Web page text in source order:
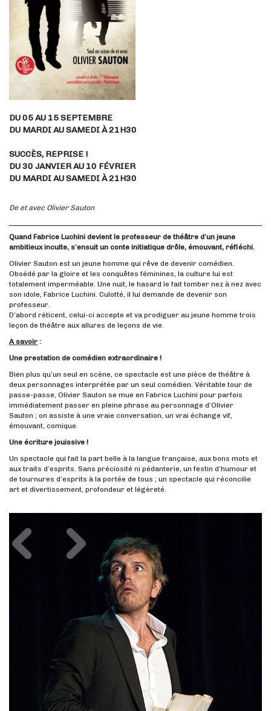
DU 05 AU 15 SEPTEMBRE
DU MARDI AU SAMEDI À 21H30
SUCCÈS, REPRISE !
DU 30 JANVIER AU 10 FÉVRIER
DU MARDI AU SAMEDI À 21H30
De et avec Olivier Sauton
Quand Fabrice Luchini devient le professeur de théâtre d’un jeune
ambitieux inculte, s’ensuit un conte initiatique drôle, émouvant, réfléchi.
Olivier Sauton est un jeune homme qui rêve de devenir comédien.
Obsédé par la gloire et les conquêtes féminines, la culture lui est
totalement imperméable. Une nuit, le hasard le fait tomber nez à nez avec
son idole, Fabrice Luchini. Culotté, il lui demande de devenir son
professeur.
D’abord réticent, celui-ci accepte et va prodiguer au jeune homme trois
leçon de théâtre aux allures de leçons de vie.
A savoir :
Une prestation de comédien extraordinaire !
Bien plus qu’un seul en scène, ce spectacle est une pièce de théâtre à
deux personnages interprétée par un seul comédien. Véritable tour de
passe-passe, Olivier Sauton se mue en Fabrice Luchini pour parfois
immédiatement passer en pleine phrase au personnage d’Olivier
Sauton ; on assiste à une vraie conversation, un vrai échange vif,
émouvant, comique.
Une écriture jouissive !
Un spectacle qui fait la part belle à la langue française, aux bons mots et
aux traits d’esprits. Sans préciosité ni pédanterie, un festin d’humour et
de tournures d’esprits à la portée de tous ; un spectacle qui réconcilie
art et divertissement, profondeur et légèreté.